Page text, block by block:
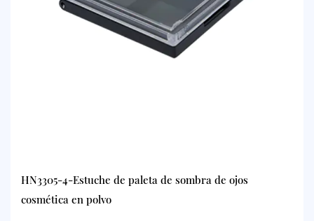
HN3305-4-Estuche de paleta de sombra de ojos
cosmética en polvo